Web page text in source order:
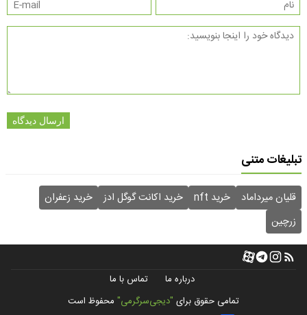
ارسال دیدگاه
تبلیغات متنی
قلیان میرداماد خرید nft خرید اکانت گوگل ادز
خرید زعفران
زرچین
درباره ما
تماس با ما
تمامی حقوق برای "دیجی‌سرگرمی" محفوظ است